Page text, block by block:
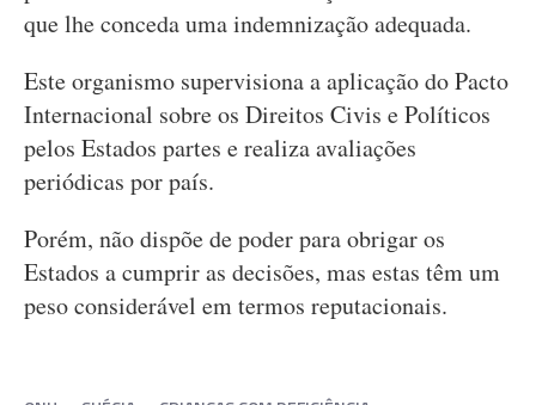
que lhe conceda uma indemnização adequada.
Este organismo supervisiona a aplicação do Pacto
Internacional sobre os Direitos Civis e Políticos
pelos Estados partes e realiza avaliações
periódicas por país.
Porém, não dispõe de poder para obrigar os
Estados a cumprir as decisões, mas estas têm um
peso considerável em termos reputacionais.